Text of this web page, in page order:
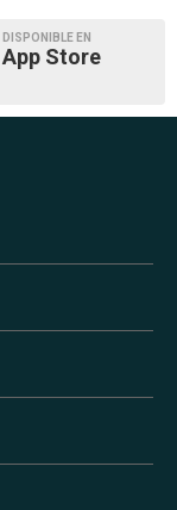
DISPONIBLE EN
App Store